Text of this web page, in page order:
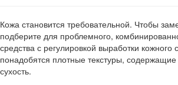
Кожа становится требовательной. Чтобы
подберите для проблемного,
средства с регулировкой выработки
понадобятся плотные текстуры,
сухость.